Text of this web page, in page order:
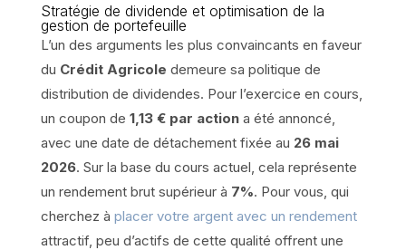
Stratégie de dividende et optimisation de la
gestion de portefeuille
L’un des arguments les plus convaincants en faveur
du Crédit Agricole demeure sa politique de
distribution de dividendes. Pour l’exercice en cours,
un coupon de 1,13 € par actiona été annoncé,
avec une date de détachement fixée au 26 mai
2026. Sur la base du cours actuel, cela représente
un rendement brut supérieur à 7%. Pour vous, qui
cherchez à placer votre argent avec un rendement
attractif, peu d’actifs de cette qualité offrent une